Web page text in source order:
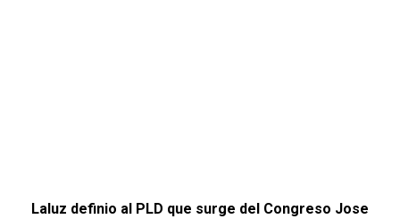
Laluz definio al PLD que surge del Congreso Jose